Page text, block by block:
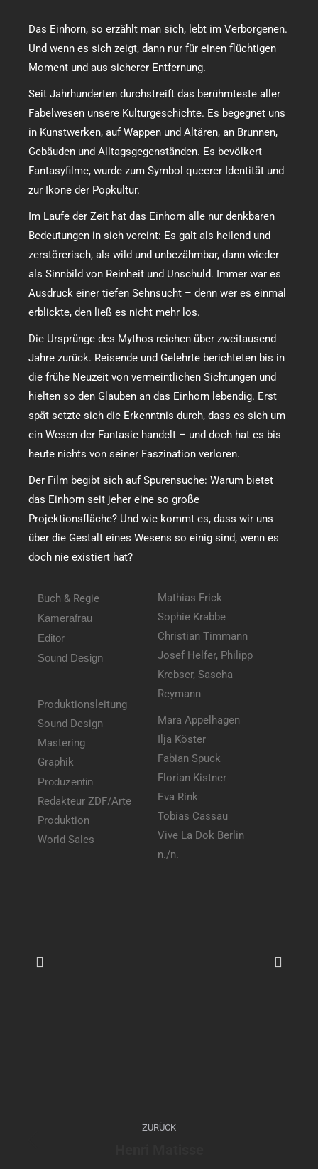
Das Einhorn, so erzählt man sich, lebt im Verborgenen.
Und wenn es sich zeigt, dann nur für einen flüchtigen
Moment und aus sicherer Entfernung.
Seit Jahrhunderten durchstreift das berühmteste aller
Fabelwesen unsere Kulturgeschichte. Es begegnet uns
in Kunstwerken, auf Wappen und Altären, an Brunnen,
Gebäuden und Alltagsgegenständen. Es bevölkert
Fantasyfilme, wurde zum Symbol queerer Identität und
zur Ikone der Popkultur.
Im Laufe der Zeit hat das Einhorn alle nur denkbaren
Bedeutungen in sich vereint: Es galt als heilend und
zerstörerisch, als wild und unbezähmbar, dann wieder
als Sinnbild von Reinheit und Unschuld. Immer war es
Ausdruck einer tiefen Sehnsucht – denn wer es einmal
erblickte, den ließ es nicht mehr los.
Die Ursprünge des Mythos reichen über zweitausend
Jahre zurück. Reisende und Gelehrte berichteten bis in
die frühe Neuzeit von vermeintlichen Sichtungen und
hielten so den Glauben an das Einhorn lebendig. Erst
spät setzte sich die Erkenntnis durch, dass es sich um
ein Wesen der Fantasie handelt – und doch hat es bis
heute nichts von seiner Faszination verloren.
Der Film begibt sich auf Spurensuche: Warum bietet
das Einhorn seit jeher eine so große
Projektionsfläche? Und wie kommt es, dass wir uns
über die Gestalt eines Wesens so einig sind, wenn es
doch nie existiert hat?
Buch & Regie
Kamerafrau
Editor
Sound Design
Produktionsleitung
Sound Design
Mastering
Graphik
Produzentin
Redakteur ZDF/Arte
Produktion
World Sales
Mathias Frick
Sophie Krabbe
Christian Timmann
Josef Helfer, Philipp
Krebser, Sascha
Reymann
Mara Appelhagen
Ilja Köster
Fabian Spuck
Florian Kistner
Eva Rink
Tobias Cassau
Vive La Dok Berlin
n./n.
ZURÜCK